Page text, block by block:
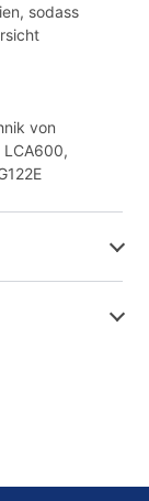
sodass
von
LCA600,